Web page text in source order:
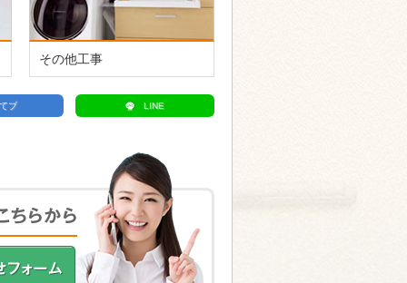
その他工事
ブ LINE